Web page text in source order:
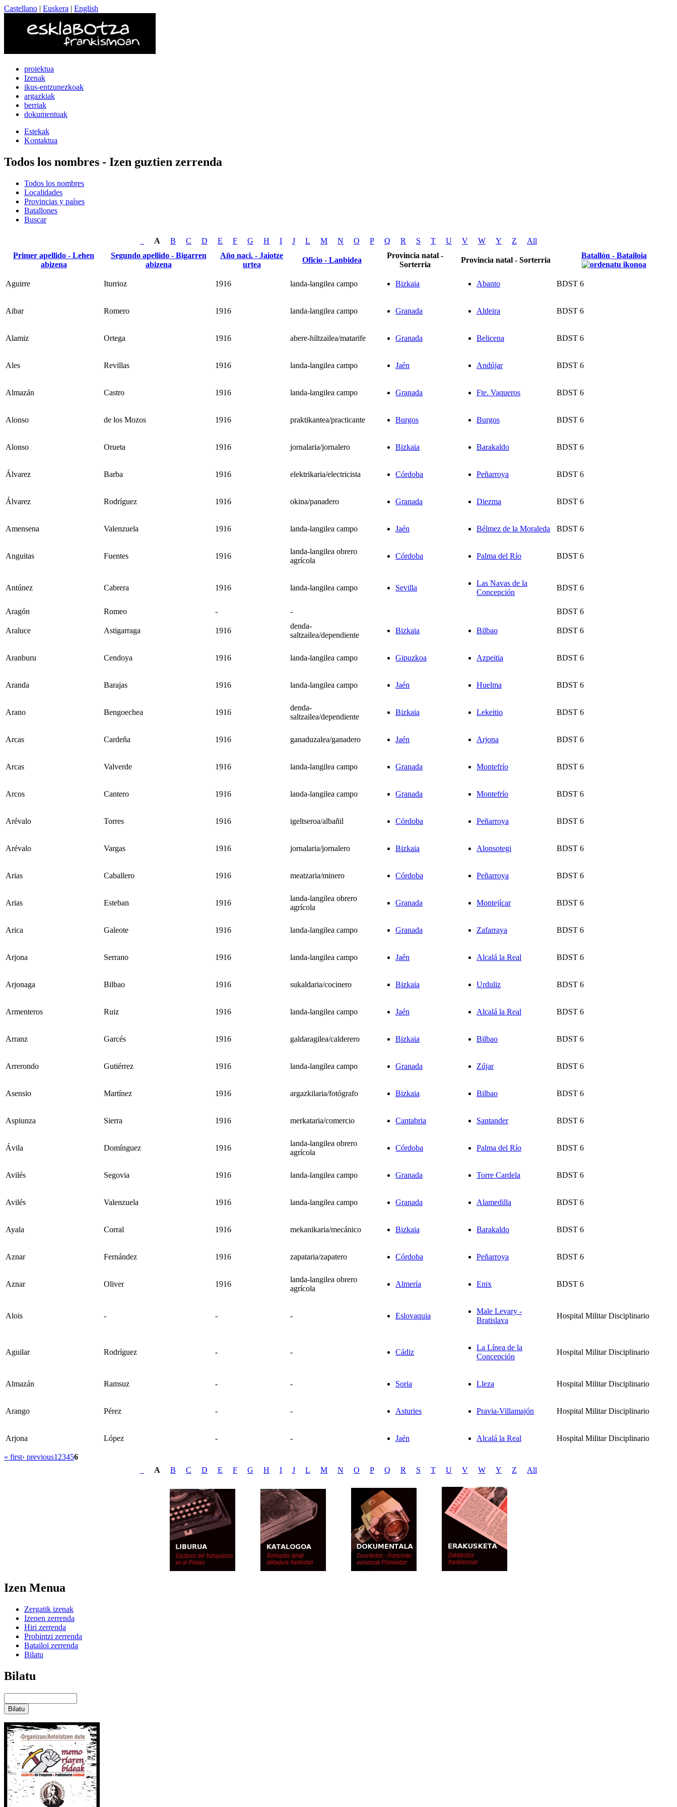
Castellano | Euskera | English
proiektua
Izenak
ikus-entzunezkoak
argazkiak
berriak
dokumentuak
Estekak
Kontaktua
Todos los nombres - Izen guztien zerrenda
Todos los nombres
Localidades
Provincias y países
Batallones
Buscar
A B C D E F G H I J L M N O P Q R S T U V W Y Z
All
Primer apellido - Lehen
abizena
Segundo apellido - Bigarren
abizena
Año naci. - Jaiotze
urtea
Oficio - Lanbidea
Provincia natal -
Sorterria
Provincia natal - Sorterria
Batallón - Batailoia
Aguirre Iturrioz 1916 landa-langilea campo Bizkaia Abanto BDST 6
Aibar Romero 1916 landa-langilea campo Granada Aldeira BDST 6
Alamiz Ortega 1916 abere-hiltzailea/matarife Granada Belicena BDST 6
Ales Revillas 1916 landa-langilea campo Jaén Andújar BDST 6
Almazán Castro 1916 landa-langilea campo Granada Fte. Vaqueros BDST 6
Alonso de los Mozos 1916 praktikantea/practicante Burgos Burgos BDST 6
Alonso Orueta 1916 jornalaria/jornalero Bizkaia Barakaldo BDST 6
Álvarez Barba 1916 elektrikaria/electricista Córdoba Peñarroya BDST 6
Álvarez Rodríguez 1916 okina/panadero Granada Diezma BDST 6
Amensena Valenzuela 1916 landa-langilea campo Jaén Bélmez de la Moraleda BDST 6
Anguitas Fuentes 1916
landa-langilea obrero
agrícola
Córdoba Palma del Río BDST 6
Antúnez Cabrera 1916 landa-langilea campo Sevilla
Las Navas de la
Concepción
BDST 6
Aragón Romeo - - BDST 6
Araluce Astigarraga 1916
denda-
saltzailea/dependiente
Bizkaia Bilbao BDST 6
Aranburu Cendoya 1916 landa-langilea campo Gipuzkoa Azpeitia BDST 6
Aranda Barajas 1916 landa-langilea campo Jaén Huelma BDST 6
Arano Bengoechea 1916
denda-
saltzailea/dependiente
Bizkaia Lekeitio BDST 6
Arcas Cardeña 1916 ganaduzalea/ganadero Jaén Arjona BDST 6
Arcas Valverde 1916 landa-langilea campo Granada Montefrío BDST 6
Arcos Cantero 1916 landa-langilea campo Granada Montefrío BDST 6
Arévalo Torres 1916 igeltseroa/albañil Córdoba Peñarroya BDST 6
Arévalo Vargas 1916 jornalaria/jornalero Bizkaia Alonsotegi BDST 6
Arias Caballero 1916 meatzaria/minero Córdoba Peñarroya BDST 6
Arias Esteban 1916
landa-langilea obrero
agrícola
Granada Montejícar BDST 6
Arica Galeote 1916 landa-langilea campo Granada Zafarraya BDST 6
Arjona Serrano 1916 landa-langilea campo Jaén Alcalá la Real BDST 6
Arjonaga Bilbao 1916 sukaldaria/cocinero Bizkaia Urduliz BDST 6
Armenteros Ruiz 1916 landa-langilea campo Jaén Alcalá la Real BDST 6
Arranz Garcés 1916 galdaragilea/calderero Bizkaia Bilbao BDST 6
Arrerondo Gutiérrez 1916 landa-langilea campo Granada Zújar BDST 6
Asensio Martínez 1916 argazkilaria/fotógrafo Bizkaia Bilbao BDST 6
Aspiunza Sierra 1916 merkataria/comercio Cantabria Santander BDST 6
Ávila Domínguez 1916
landa-langilea obrero
agrícola
Córdoba Palma del Río BDST 6
Avilés Segovia 1916 landa-langilea campo Granada Torre Cardela BDST 6
Avilés Valenzuela 1916 landa-langilea campo Granada Alamedilla BDST 6
Ayala Corral 1916 mekanikaria/mecánico Bizkaia Barakaldo BDST 6
Aznar Fernández 1916 zapataria/zapatero Córdoba Peñarroya BDST 6
Aznar Oliver 1916
landa-langilea obrero
agrícola
Almería Enix BDST 6
Alois - - - Eslovaquia
Male Levary -
Bratislava
Hospital Militar Disciplinario
Aguilar Rodríguez - - Cádiz
La Línea de la
Concepción
Hospital Militar Disciplinario
Almazán Ramsuz - - Soria Lleza Hospital Militar Disciplinario
Arango Pérez - - Asturies Pravia-Villamajón Hospital Militar Disciplinario
Arjona López - - Jaén Alcalá la Real Hospital Militar Disciplinario
« first‹ previous1 23456
A B C D E F G H I J L M N O P Q R S T U V W Y Z All
Izen Menua
Zergatik izenak
Izenen zerrenda
Hiri zerrenda
Probintzi zerrenda
Batailoi zerrenda
Bilatu
Bilatu